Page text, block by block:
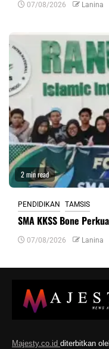
07/08/2026 Lanina
2 min read
PENDIDIKAN TAMSIS
SMA KKSS Bone
07/08/2026 Lanina
Majesty.co.id diterbitkan